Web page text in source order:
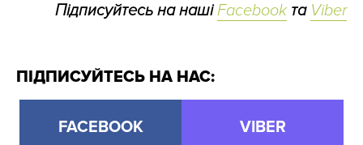
Підписуйтесь на нашіFacebookта Viber
ПІДПИСУЙТЕСЬ НА НАС:
FACEBOOK VIBER